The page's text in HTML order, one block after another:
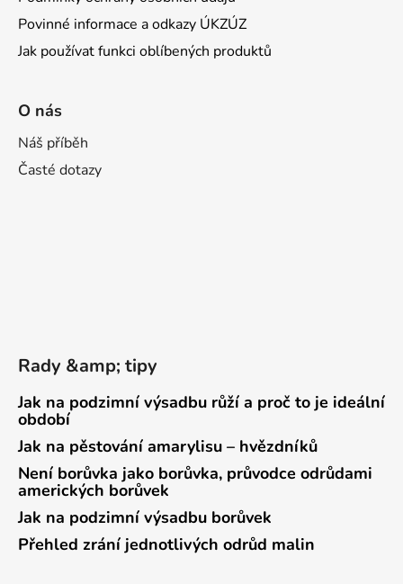
Povinné informace a odkazy ÚKZÚZ
Jak používat funkci oblíbených produktů
O nás
Náš příběh
Časté dotazy
Rady &amp; tipy
Jak na podzimní výsadbu růží a proč to je ideální
období
Jak na pěstování amarylisu – hvězdníků
Není borůvka jako borůvka, průvodce odrůdami
amerických borůvek
Jak na podzimní výsadbu borůvek
Přehled zrání jednotlivých odrůd malin